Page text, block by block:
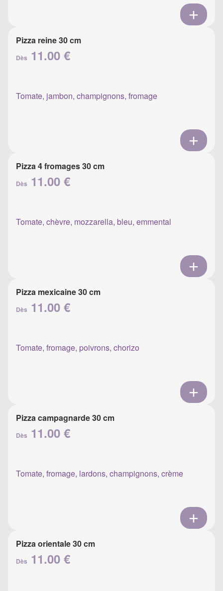
Pizza reine 30 cm
Dès 11.00 €
Tomate, jambon, champignons, fromage
Pizza 4 fromages 30 cm
Dès 11.00 €
Tomate, chèvre, mozzarella, bleu, emmental
Pizza mexicaine 30 cm
Dès 11.00 €
Tomate, fromage, poivrons, chorizo
Pizza campagnarde 30 cm
Dès 11.00 €
Tomate, fromage, lardons, champignons, crème
Pizza orientale 30 cm
Dès 11.00 €